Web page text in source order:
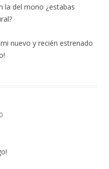
la del mono ¿estabas
nuevo y recién estrenado